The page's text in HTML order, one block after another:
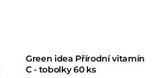
Green idea Přírodní vitamín
C - tobolky 60 ks